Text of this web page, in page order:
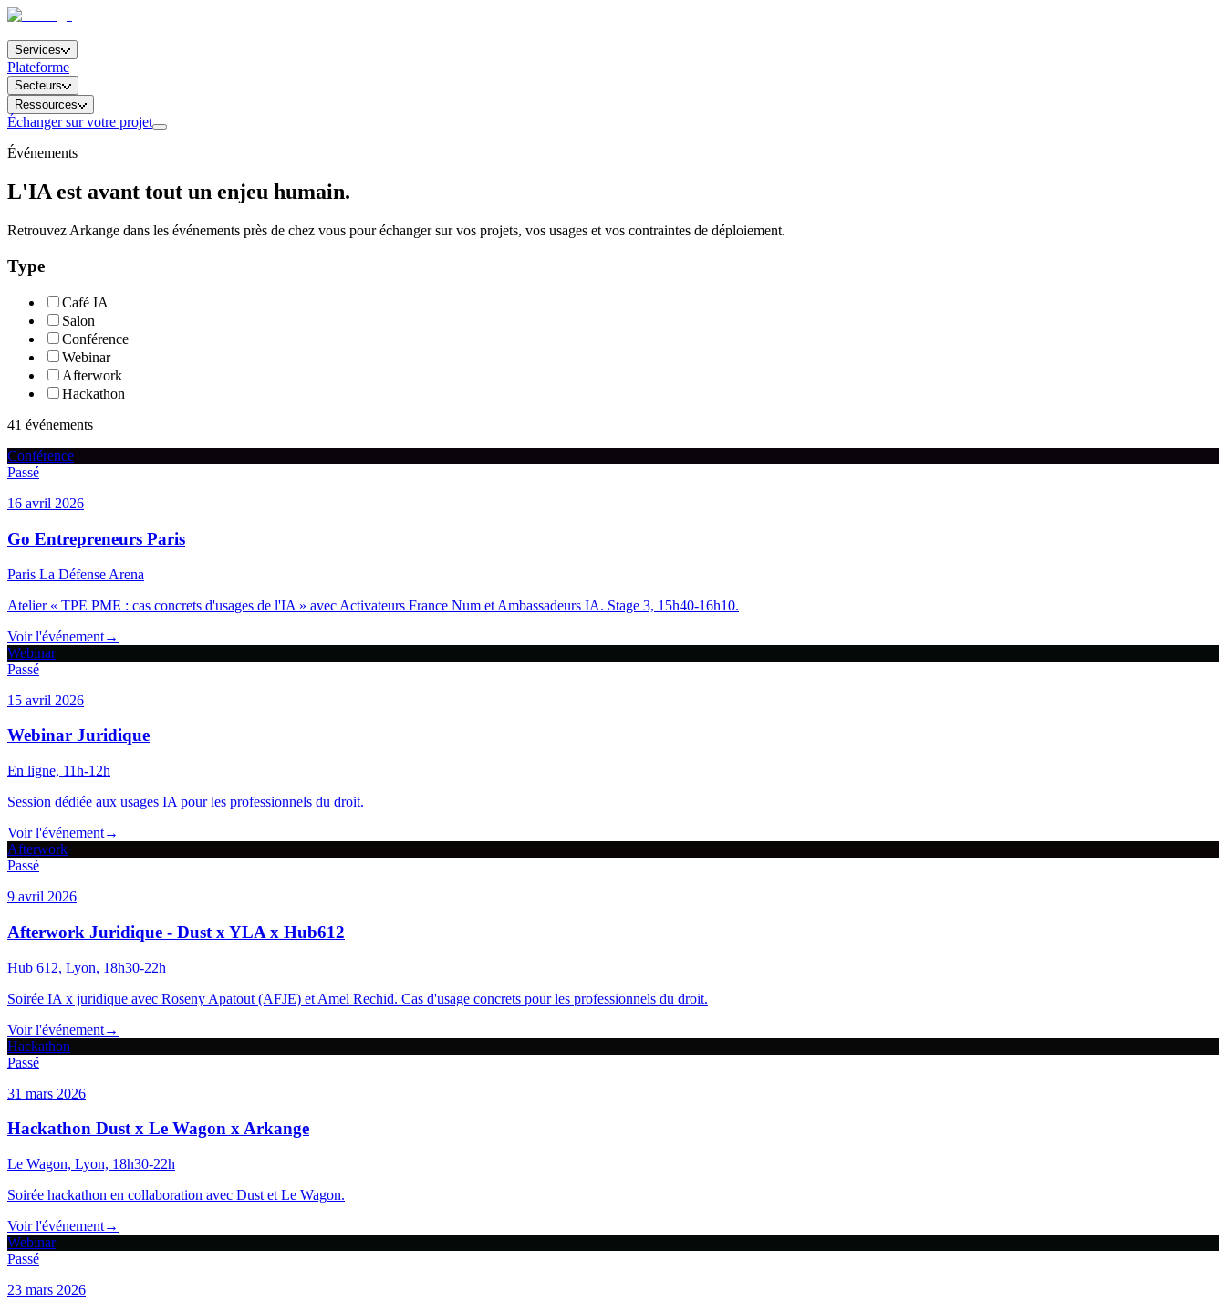
Services
Plateforme
Secteurs
Ressources
Échanger sur votre projet
Événements
L'IA est avant tout un enjeu humain.
Retrouvez Arkange dans les événements près de chez vous pour échanger sur vos projets, vos usages et vos contraintes de déploiement.
Type
Café IA
Salon
Conférence
Webinar
Afterwork
Hackathon
41 événements
Conférence
Passé
16 avril 2026
Go Entrepreneurs Paris
Paris La Défense Arena
Atelier « TPE PME : cas concrets d'usages de l'IA » avec Activateurs France Num et Ambassadeurs IA. Stage 3, 15h40-16h10.
Voir l'événement→
Webinar
Passé
15 avril 2026
Webinar Juridique
En ligne, 11h-12h
Session dédiée aux usages IA pour les professionnels du droit.
Voir l'événement→
Afterwork
Passé
9 avril 2026
Afterwork Juridique - Dust x YLA x Hub612
Hub 612, Lyon, 18h30-22h
Soirée IA x juridique avec Roseny Apatout (AFJE) et Amel Rechid. Cas d'usage concrets pour les professionnels du droit.
Voir l'événement→
Hackathon
Passé
31 mars 2026
Hackathon Dust x Le Wagon x Arkange
Le Wagon, Lyon, 18h30-22h
Soirée hackathon en collaboration avec Dust et Le Wagon.
Voir l'événement→
Webinar
Passé
23 mars 2026